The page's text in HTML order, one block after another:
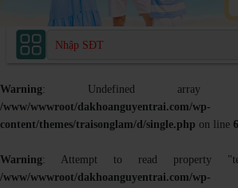
Warning: Undefined
/www/wwwroot/dakhoanguyentrai.com/wp-
content/themes/traisonglam/d/single.php on line 6
Warning: Attempt to read property
/www/wwwroot/dakhoanguyentrai.com/wp-